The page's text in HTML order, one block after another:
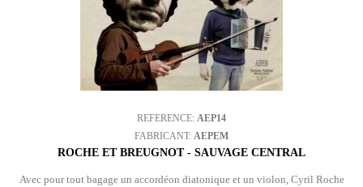
REFERENCE: AEP14
FABRICANT: AEPEM
ROCHE ET BREUGNOT - SAUVAGE CENTRAL
Avec pour tout bagage un accordéon diatonique et un violon, Cyril Roche